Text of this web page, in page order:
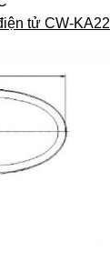
tử CW-KA22